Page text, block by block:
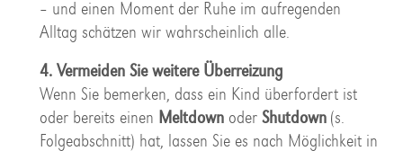
– und einen Moment der Ruhe im aufregenden
Alltag schätzen wir wahrscheinlich alle.
4. Vermeiden Sie weitere Überreizung
Wenn Sie bemerken, dass ein Kind überfordert ist
oder bereits einen Meltdownoder Shutdown(s.
Folgeabschnitt) hat, lassen Sie es nach Möglichkeit in